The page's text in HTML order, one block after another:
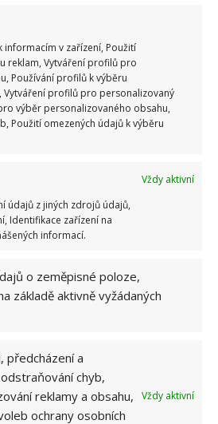
v zařízení, Použití
reklam, Vytváření profilů pro
Používání profilů k výběru
Vytváření profilů pro personalizovaný
výběr personalizovaného obsahu,
Použití omezených údajů k výběru
Vždy aktivní
údajů z jiných zdrojů údajů,
Identifikace zařízení na
informací.
o zeměpisné poloze,
základě aktivně vyžádaných
předcházení a
chyb,
reklamy a obsahu,
ochrany osobních
Vždy aktivní
umístit na záhon obruče, na
ochrannou tkaninu. Ta salát
si takový tunel pro saláty
Důležité je, aby se s tkaninou
sezóny. Ochrannou tkaninu si
podmínek.
odrůdy s textilní
sklízet od brzkého jara až